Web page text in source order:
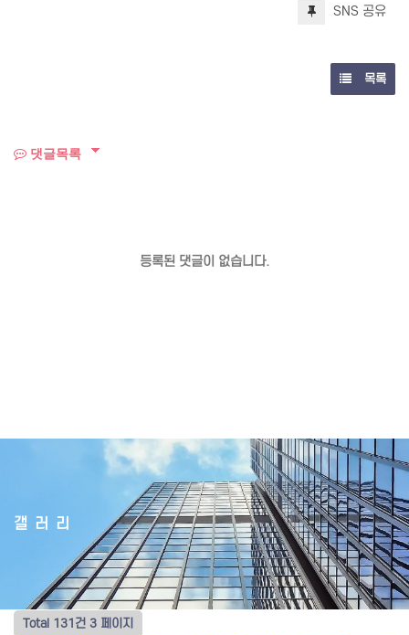
SNS 공유
목록
댓글목록
등록된 댓글이 없습니다.
갤러리
Total 131건 3 페이지